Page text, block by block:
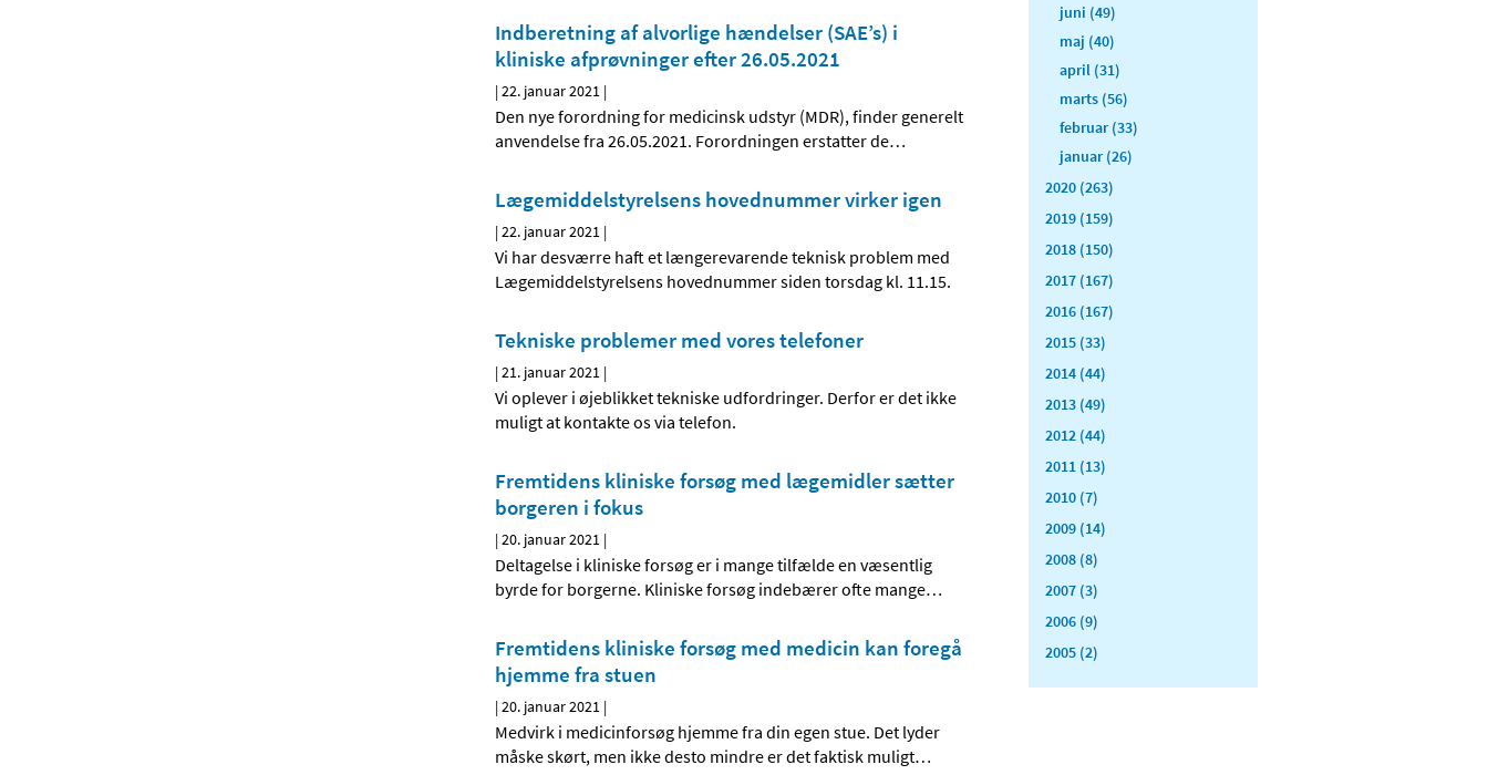
Indberetning af alvorlige hændelser (SAE’s) i
kliniske afprøvninger efter 26.05.2021
|22. januar 2021 |
Den nye forordning for medicinsk udstyr (MDR), finder generelt
anvendelse fra 26.05.2021. Forordningen erstatter de…
Lægemiddelstyrelsens hovednummer virker igen
|22. januar 2021 |
Vi har desværre haft et længerevarende teknisk problem med
Lægemiddelstyrelsens hovednummer siden torsdag kl. 11.15.
Tekniske problemer med vores telefoner
|21. januar 2021 |
Vi oplever i øjeblikket tekniske udfordringer. Derfor er det ikke
muligt at kontakte os via telefon.
Fremtidens kliniske forsøg med lægemidler sætter
borgeren i fokus
|20. januar 2021 |
Deltagelse i kliniske forsøg er i mange tilfælde en væsentlig
byrde for borgerne. Kliniske forsøg indebærer ofte mange…
Fremtidens kliniske forsøg med medicin kan foregå
hjemme fra stuen
|20. januar 2021 |
Medvirk i medicinforsøg hjemme fra din egen stue. Det lyder
måske skørt, men ikke desto mindre er det faktisk muligt…
juni (49)
maj (40)
april (31)
marts (56)
februar (33)
januar (26)
2020 (263)
2019 (159)
2018 (150)
2017 (167)
2016 (167)
2015 (33)
2014 (44)
2013 (49)
2012 (44)
2011 (13)
2010 (7)
2009 (14)
2008 (8)
2007 (3)
2006 (9)
2005 (2)